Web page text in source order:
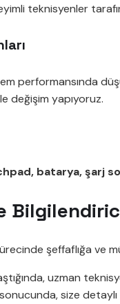
teknisyenler
performansında
değişim yapıyoruz.
batarya, şarj
şeffaflığa ve
uzman
size detaylı